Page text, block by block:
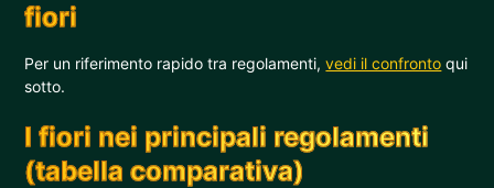
fiori
Per un riferimento rapido tra regolamenti,vedi il confronto qui
sotto.
I fiori nei principali regolamenti
(tabella comparativa)